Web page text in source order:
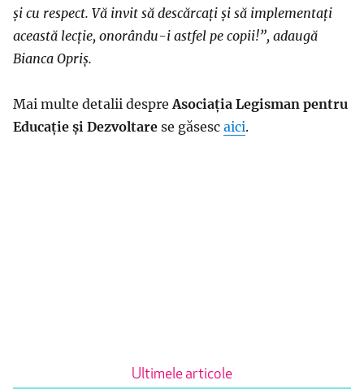
și cu respect. Vă invit să descărcați și să implementați
această lecție, onorându-i astfel pe copii!”, adaugă
Bianca Opriș.
Mai multe detalii despreAsociația Legisman pentru
Educație și Dezvoltare se găsesc aici.
Ultimele articole